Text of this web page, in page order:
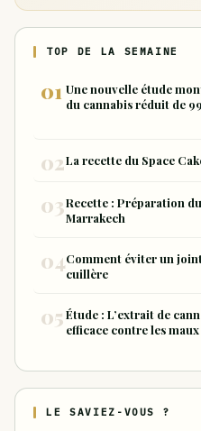
TOP DE LA SEMAINE
Une nouvelle étude
du cannabis réduit de
La recette du Space
Recette : Préparation
Marrakech
Comment éviter un
cuillère
Étude : L’extrait de
efficace contre les
LE SAVIEZ-VOUS ?